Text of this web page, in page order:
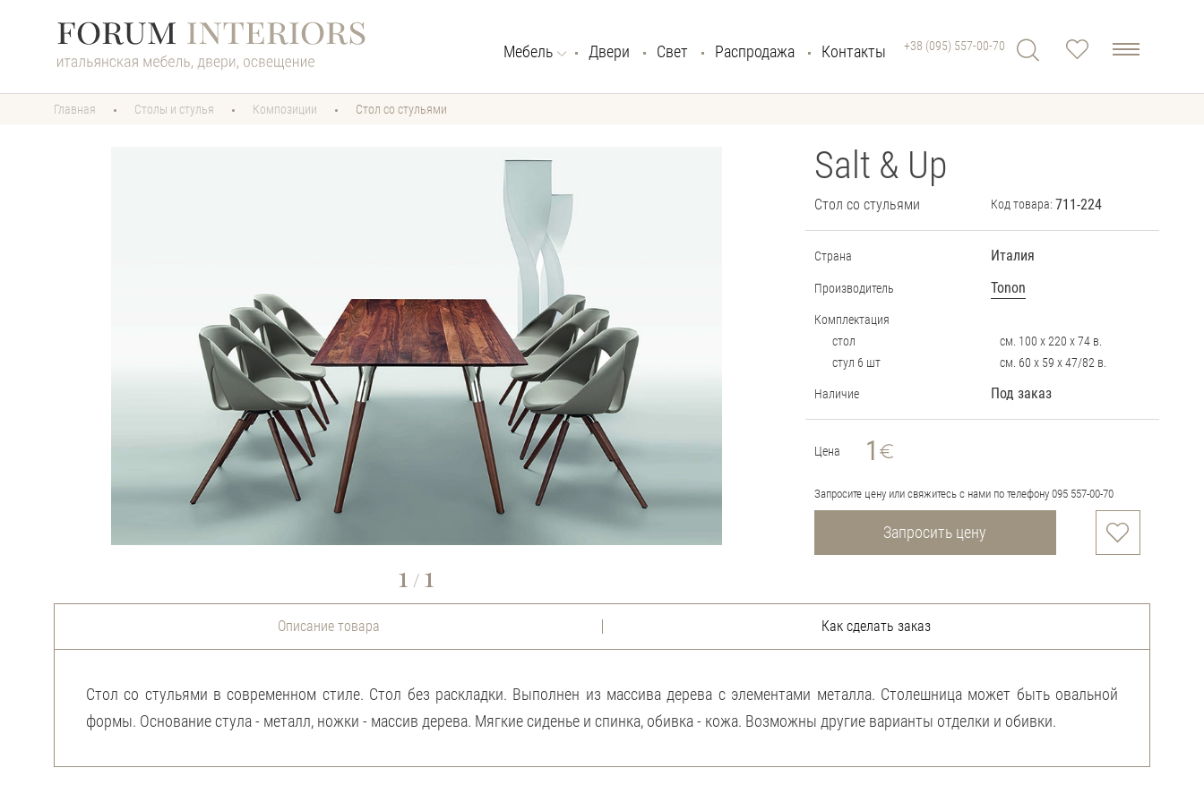
Мебель Двери Свет Распродажа Контакты +38 (095) 557-00-70
Главная Столы и стулья Композиции Стол со стульями
1 / 1
Salt & Up
Стол со стульями Код товара:711-224
Страна Италия
Производитель Tonon
Комплектация
стол
см. 100 х 220 х 74 в.
стул 6 шт
см. 60 х 59 х 47/82 в.
Наличие Под заказ
Цена 1
Запросите цену или свяжитесь с нами по телефону 095 557-00-70
Запросить цену
Описание товара Как сделать заказ
Стол со стульями в современном стиле. Стол без раскладки. Выполнен из массива дерева с элементами металла. Столешница может быть овальной
формы. Основание стула - металл, ножки - массив дерева. Мягкие сиденье и спинка, обивка - кожа. Возможны другие варианты отделки и обивки.